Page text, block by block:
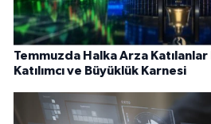
Temmuzda Halka Arza
Katılımcı ve Büyüklük Karnesi